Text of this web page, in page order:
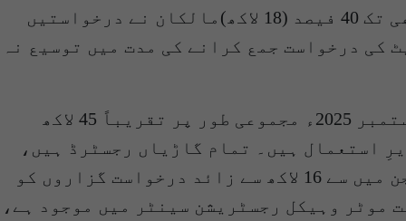
کراچی میں گاڑیوں کی مجموعی تعداد 45 لاکھ سے تجاوز کر گئی، جبکہ نئی نمبر پلیٹ کے لئے ابھی تک 40 فیصد (18 لاکھ)مالکان نے درخواستیں
دی ہے، 31 اکتوبر کے بعد نئی نمبر پلیٹ کی درخواست جمع کرانے کی مدت میں توسیع نہ
محکمۂ ایکسائز اینڈ ٹیکسیشن کے ترجمان نے “ٹائمز آف کراچی” کو بتایا ہے کہ کراچی میں 30 ستمبر 2025ء مجموعی طور پر تقریباً 45 لاکھ
سائیکلیں، 15 لاکھ کاریں اور دیگر اقسام کی 5 لاکھ گاڑیاں زیرِ استعمال ہیں۔ تمام گاڑیاں رجسٹرڈ ہیں،
جبکہ نئی نمبر پلیٹس کے حصول کے لیے 18 لاکھ سے زائد شہریوں نے درخواستیں جمع کرائی ہیں، جن میں سے 16 لاکھ سے زائد درخواست گزاروں کو
موٹر وہیکل رجسٹریشن سینٹر میں موجود ہے،